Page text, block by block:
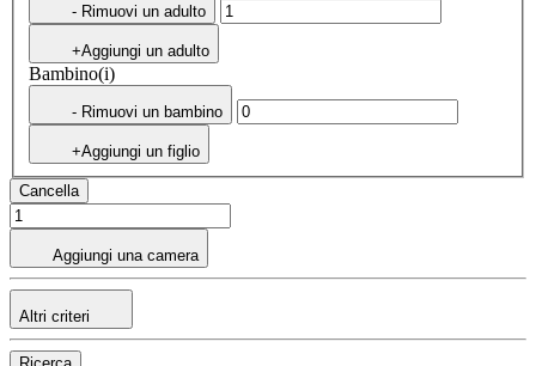
- Rimuovi un adulto
+Aggiungi un adulto
Bambino(i)
- Rimuovi un bambino
+Aggiungi un figlio
Cancella
Aggiungi una camera
Altri criteri